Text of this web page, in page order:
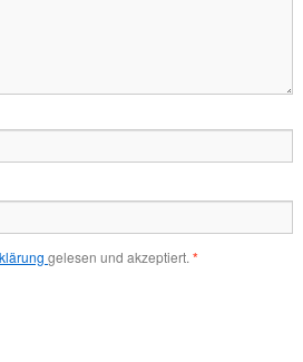
gelesen und akzeptiert. *